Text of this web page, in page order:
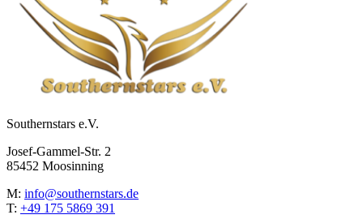
Southernstars e.V.
Josef-Gammel-Str. 2
85452 Moosinning
M: info@southernstars.de
T: +49 175 5869 391